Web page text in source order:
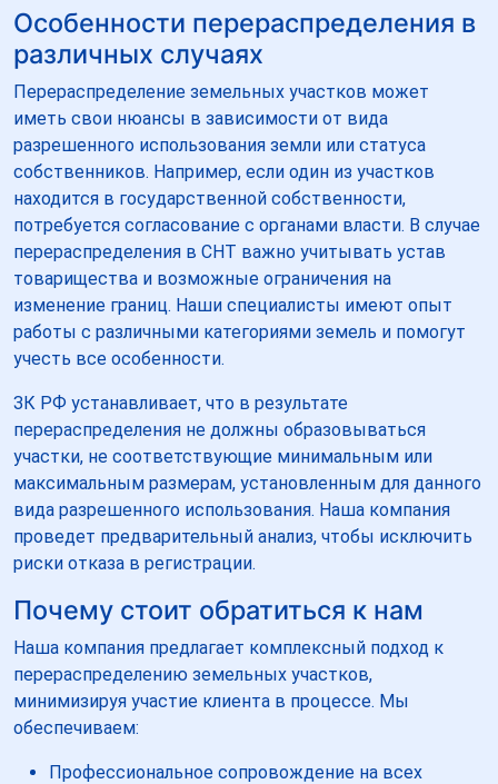
Особенности перераспределения в
различных случаях
Перераспределение земельных участков может
иметь свои нюансы в зависимости от вида
разрешенного использования земли или статуса
собственников. Например, если один из участков
находится в государственной собственности,
потребуется согласование с органами власти. В случае
перераспределения в СНТ важно учитывать устав
товарищества и возможные ограничения на
изменение границ. Наши специалисты имеют опыт
работы с различными категориями земель и помогут
учесть все особенности.
ЗК РФ устанавливает, что в результате
перераспределения не должны образовываться
участки, не соответствующие минимальным или
максимальным размерам, установленным для данного
вида разрешенного использования. Наша компания
проведет предварительный анализ, чтобы исключить
риски отказа в регистрации.
Почему стоит обратиться к нам
Наша компания предлагает комплексный подход к
перераспределению земельных участков,
минимизируя участие клиента в процессе. Мы
обеспечиваем:
Профессиональное сопровождение на всех